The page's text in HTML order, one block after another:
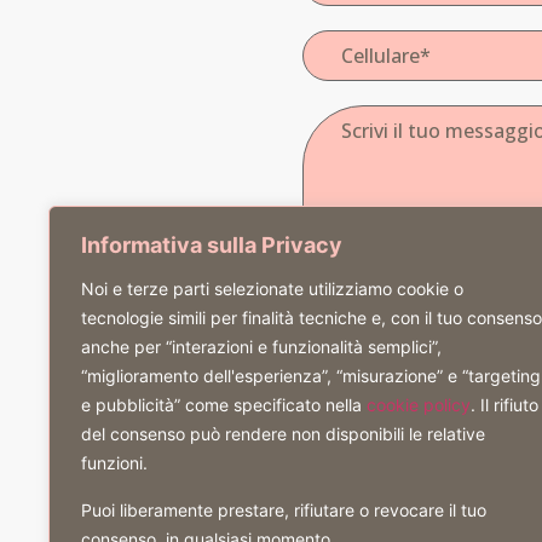
Informativa sulla Privacy
Noi e terze parti selezionate utilizziamo cookie o
tecnologie simili per finalità tecniche e, con il tuo
anche per “interazioni e funzionalità semplici”,
“miglioramento dell'esperienza”, “misurazione” e “targeting
e pubblicità” come specificato nella cookie policy. Il rifiuto
del consenso può rendere non disponibili le relative
funzioni.
Puoi liberamente prestare, rifiutare o revocare il tuo